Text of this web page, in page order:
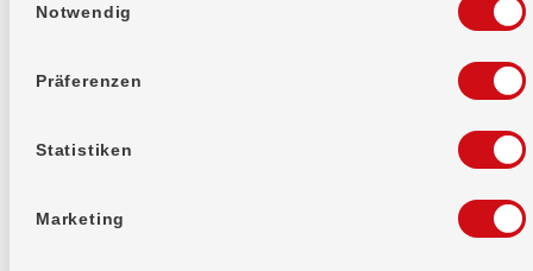
Notwendig
Präferenzen
Statistiken
Marketing
Kontaktformular